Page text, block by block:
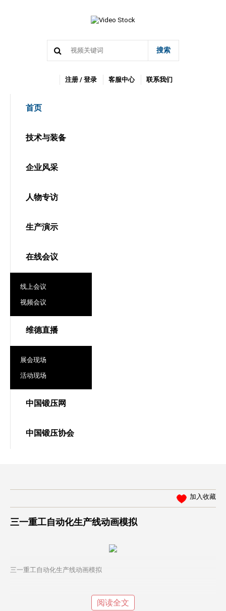
搜索
注册 / 登录 客服中心 联系我们
首页
技术与装备
企业风采
人物专访
生产演示
在线会议
线上会议
视频会议
维德直播
展会现场
活动现场
中国锻压网
中国锻压协会
加入收藏
三一重工自动化生产线动画模拟
三一重工自动化生产线动画模拟
阅读全文